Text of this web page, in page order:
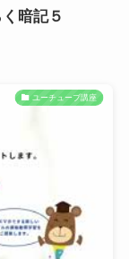
暗記５
ユーチューブ講座